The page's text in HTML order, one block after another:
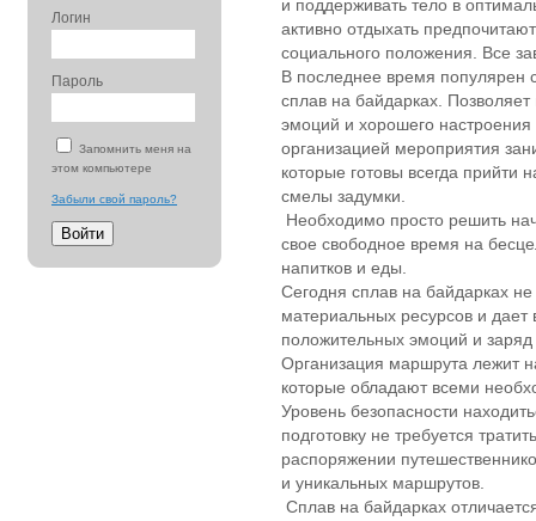
и поддерживать тело в
активно отдыхать
социального положения. Все
В последнее время популярен
сплав на байдарках.
эмоций и хорошего
организацией мероприятия
которые готовы всегда
смелы задумки.
Необходимо просто решить
свое свободное время на
напитков и еды.
Сегодня сплав на байдарках
материальных ресурсов и дает
положительных эмоций и
Организация маршрута лежит
которые обладают всеми
Уровень безопасности
подготовку не требуется
распоряжении
и уникальных маршрутов.
Сплав на байдарках
Логин
Пароль
Запомнить меня на
этом компьютере
Забыли свой пароль?